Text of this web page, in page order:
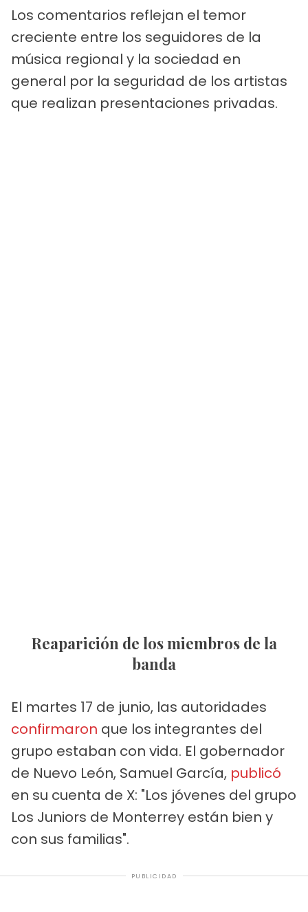
Los comentarios reflejan el temor
creciente entre los seguidores de la
música regional y la sociedad en
general por la seguridad de los artistas
que realizan presentaciones privadas.
Reaparición de los miembros de la
banda
El martes 17 de junio, las autoridades
confirmaron que los integrantes del
grupo estaban con vida. El gobernador
de Nuevo León, Samuel García, publicó
en su cuenta de X: "Los jóvenes del grupo
Los Juniors de Monterrey están bien y
con sus familias".
PUBLICIDAD